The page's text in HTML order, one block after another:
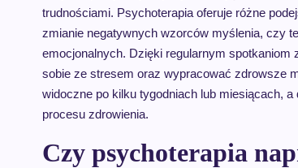
trudnościami. Psychoterapia oferuje różne
zmianie negatywnych wzorców myślenia, czy
emocjonalnych. Dzięki regularnym spotkaniom
sobie ze stresem oraz wypracować zdrowsze
widoczne po kilku tygodniach lub miesiącach,
procesu zdrowienia.
Czy psychoterapia